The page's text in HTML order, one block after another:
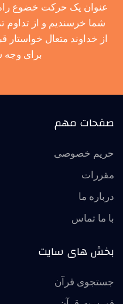
عنوان یک حرکت خضوع
شما خرسندیم و از تداوم
از خداوند متعال خواستار
برای وجه
صفحات مهم
حریم خصوصی
مقررات
درباره ما
با ما تماس
بخش های سایت
جستجوی قرآن